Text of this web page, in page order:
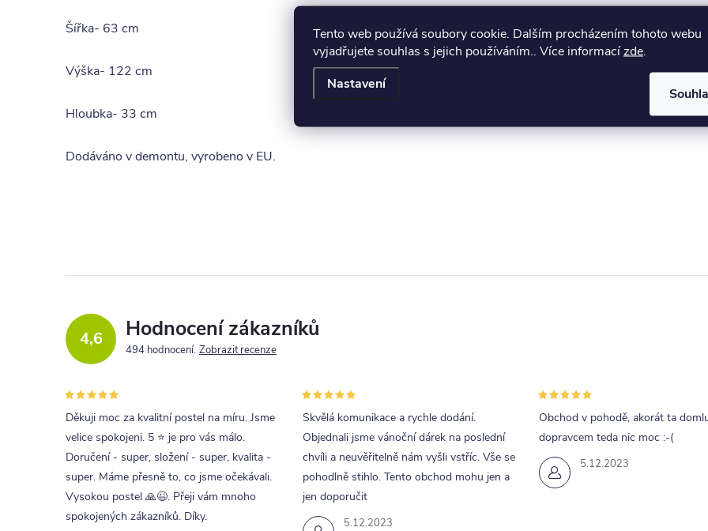
Tento web používá soubory cookie. Dalším procházením tohoto webu
vyjadřujete souhlas s jejich používáním.. Více informacízde.
Nastavení
Šířka- 63 cm
Výška- 122 cm
Hloubka- 33 cm
Dodáváno v demontu, vyrobeno v EU.
4,6 Hodnocení zákazníků
494 hodnocení Zobrazit recenze
Děkuji moc za kvalitní postel na míru. Jsme
velice spokojeni. 5 ⭐ je pro vás málo.
Doručení - super, složení - super, kvalita -
super. Máme přesně to, co jsme očekávali.
Vysokou postel 🙏😉. Přeji vám mnoho
spokojených zákazníků. Díky.
5.12.2023
Skvělá komunikace a rychle dodání.
Objednali jsme vánoční dárek na poslední
chvíli a neuvěřitelně nám vyšli vstříc. Vše se
pohodlně stihlo. Tento obchod mohu jen a
jen doporučit
5.12.2023
Obchod v pohodě, akorát ta
dopravcem teda nic moc :-(